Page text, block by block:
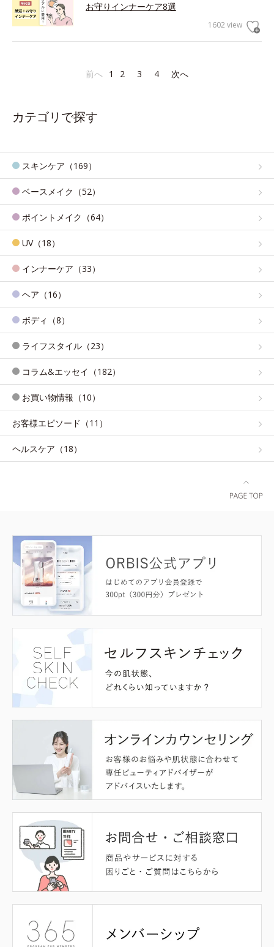
お守りインナーケア8選
1602 view
前へ 1 2 3 4 次へ
カテゴリで探す
スキンケア（169）
ベースメイク（52）
ポイントメイク（64）
UV（18）
インナーケア（33）
ヘア（16）
ボディ（8）
ライフスタイル（23）
コラム&エッセイ（182）
お買い物情報（10）
お客様エピソード（11）
ヘルスケア（18）